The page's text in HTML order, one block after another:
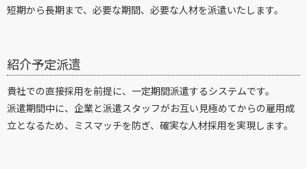
短期から長期まで、必要な期間、必要な人材を派遣いたします。
紹介予定派遣
貴社での直接採用を前提に、一定期間派遣するシステムです。
派遣期間中に、企業と派遣スタッフがお互い見極めてからの雇用成
立となるため、ミスマッチを防ぎ、確実な人材採用を実現します。